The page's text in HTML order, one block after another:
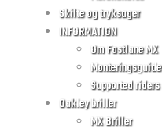
Skilte og tryksager
INFORMATION
Om Fastlane MX
Monteringsguide
Supported riders
Oakley briller
MX Briller